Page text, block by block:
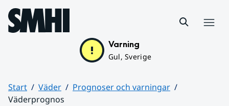
Hoppa till sidans innehåll
Varning
Gul, Sverige
Start Väder
Prognoser och varningar
Väderprognos